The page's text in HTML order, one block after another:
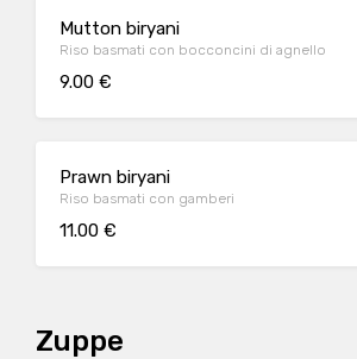
Mutton biryani
Riso basmati con bocconcini di agnello
9.00 €
Prawn biryani
Riso basmati con gamberi
11.00 €
Zuppe